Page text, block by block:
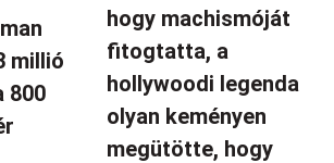
millió
800
hogy machismóját
fitogtatta, a
hollywoodi legenda
olyan keményen
megütötte, hogy